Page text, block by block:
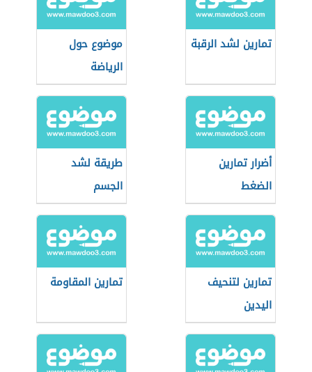
تمارين لشد الرقبة
موضوع حول
الرياضة
أضرار تمارين
الضغط
طريقة لشد
الجسم
تمارين لتنحيف
اليدين
تمارين المقاومة